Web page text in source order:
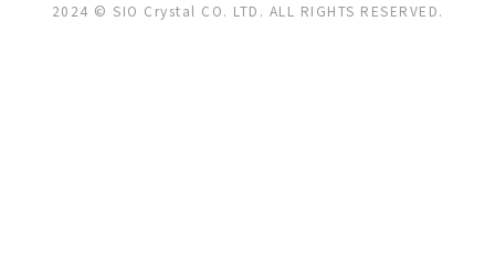
2024 © SIO Crystal CO. LTD. ALL RIGHTS RESERVED.